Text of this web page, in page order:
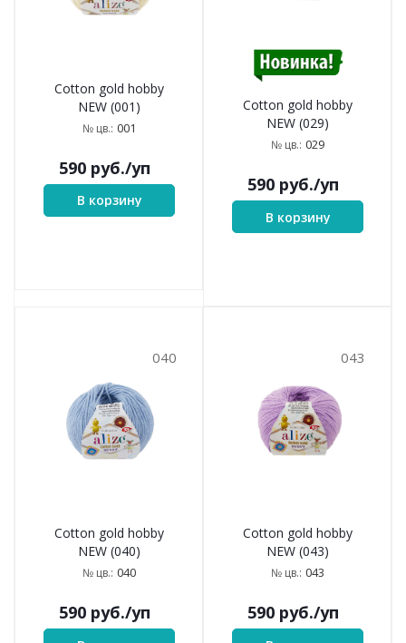
Cotton gold hobby
NEW (001)
№ цв.: 001
590 руб./уп
В корзину
Cotton gold hobby
NEW (029)
№ цв.: 029
590 руб./уп
В корзину
040
Cotton gold hobby
NEW (040)
№ цв.: 040
590 руб./уп
043
Cotton gold hobby
NEW (043)
№ цв.: 043
590 руб./уп